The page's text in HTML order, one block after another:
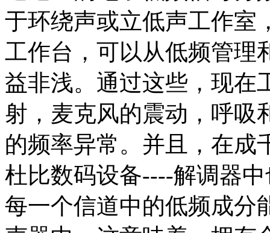
于环绕声或立低声工作室
工作台，可以从低频管理
益非浅。通过这些，现在
射，麦克风的震动，呼吸
的频率异常。并且，在成
杜比数码设备----解调器
每一个信道中的低频成分